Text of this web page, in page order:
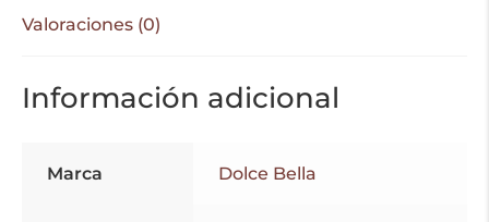
Valoraciones (0)
Información adicional
Marca Dolce Bella